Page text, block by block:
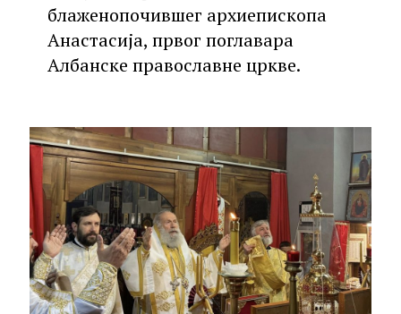
блаженопочившег архиепископа
Анастасија, првог поглавара
Албанске православне цркве.